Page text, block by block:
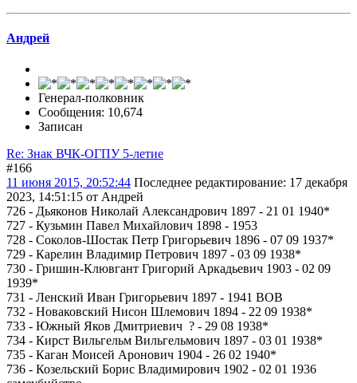
Андрей
Генерал-полковник
Сообщения: 10,674
Записан
Re: Знак ВЧК-ОГПУ 5-летие
#166
11 июня 2015, 20:52:44 Последнее редактирование: 17 декабря
2023, 14:51:15 от Андрей
726 - Дьяконов Николай Александрович 1897 - 21 01 1940*
727 - Кузьмин Павел Михайлович 1898 - 1953
728 - Соколов-Шостак Петр Григорьевич 1896 - 07 09 1937*
729 - Карелин Владимир Петрович 1897 - 03 09 1938*
730 - Гришин-Клювгант Григорий Аркадьевич 1903 - 02 09
1939*
731 - Ленский Иван Григорьевич 1897 - 1941 ВОВ
732 - Новаковский Нисон Шлемович 1894 - 22 09 1938*
733 - Южный Яков Дмитриевич ? - 29 08 1938*
734 - Кирст Вильгельм Вильгельмович 1897 - 03 01 1938*
735 - Каган Моисей Аронович 1904 - 26 02 1940*
736 - Козельский Борис Владимирович 1902 - 02 01 1936